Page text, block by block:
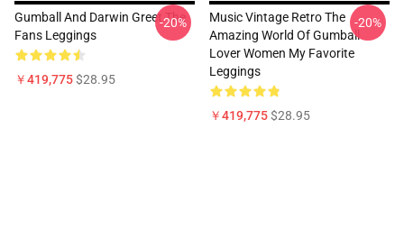
Gumball And Darwin Greet The
Fans Leggings
￥419,775$28.95
-20%
Music Vintage Retro The
Amazing World Of Gumball
Lover Women My Favorite
Leggings
￥419,775$28.95
-20%